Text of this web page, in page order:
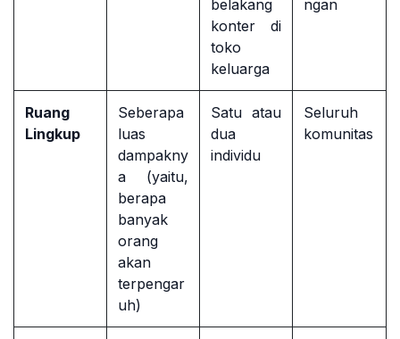
belakang
konter di
toko
keluarga
ngan
Ruang
Lingkup
Seberapa
luas
dampakny
a (yaitu,
berapa
banyak
orang
akan
terpengar
uh)
Satu atau
dua
individu
Seluruh
komunitas